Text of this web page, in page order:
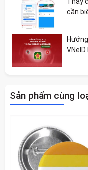
cần
Sản phẩm cùng